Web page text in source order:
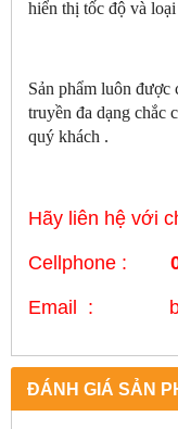
hiển thị tốc độ và
Sản phẩm luôn được
truyền đa dạng chắc
quý khách .
Hãy liên hệ với
Cellphone :
Email :
ĐÁNH GIÁ SẢN